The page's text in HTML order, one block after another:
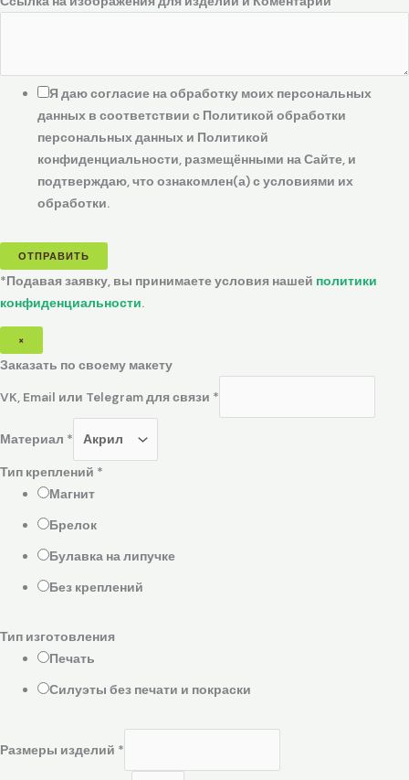
Я даю согласие на обработку моих персональных
данных в соответствии с Политикой обработки
персональных данных и Политикой
конфиденциальности, размещёнными на Сайте, и
подтверждаю, что ознакомлен(а) с условиями их
обработки.
ОТПРАВИТЬ
*Подавая заявку, вы принимаете условия нашей политики
конфиденциальности.
×
Заказать по своему макету
VK, Email или Telegram для связи *
Материал *
Тип креплений *
Магнит
Брелок
Булавка на липучке
Без креплений
Тип изготовления
Печать
Силуэты без печати и покраски
Размеры изделий *